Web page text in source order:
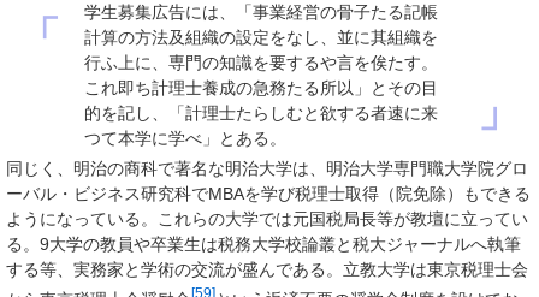
「
学生募集広告には、「事業経営の骨子たる記帳
計算の方法及組織の設定をなし、並に其組織を
行ふ上に、専門の知識を要するや言を俟たす。
これ即ち計理士養成の急務たる所以」とその目
的を記し、「計理士たらしむと欲する者速に来
つて本学に学べ」とある。
」
同じく、 明治の商科で著名な明治大学は、明治大学専門職大学院グロ
ーバル・ビジネス研究科でMBAを学び税理士取得（院免除）もできる
ようになっている。これらの大学では元国税局長等が教壇に立ってい
る。9大学の教員や卒業生は税務大学校論叢と税大ジャーナルへ執筆
する等、実務家と学術の交流が盛んである。立教大学は東京税理士会
[59]